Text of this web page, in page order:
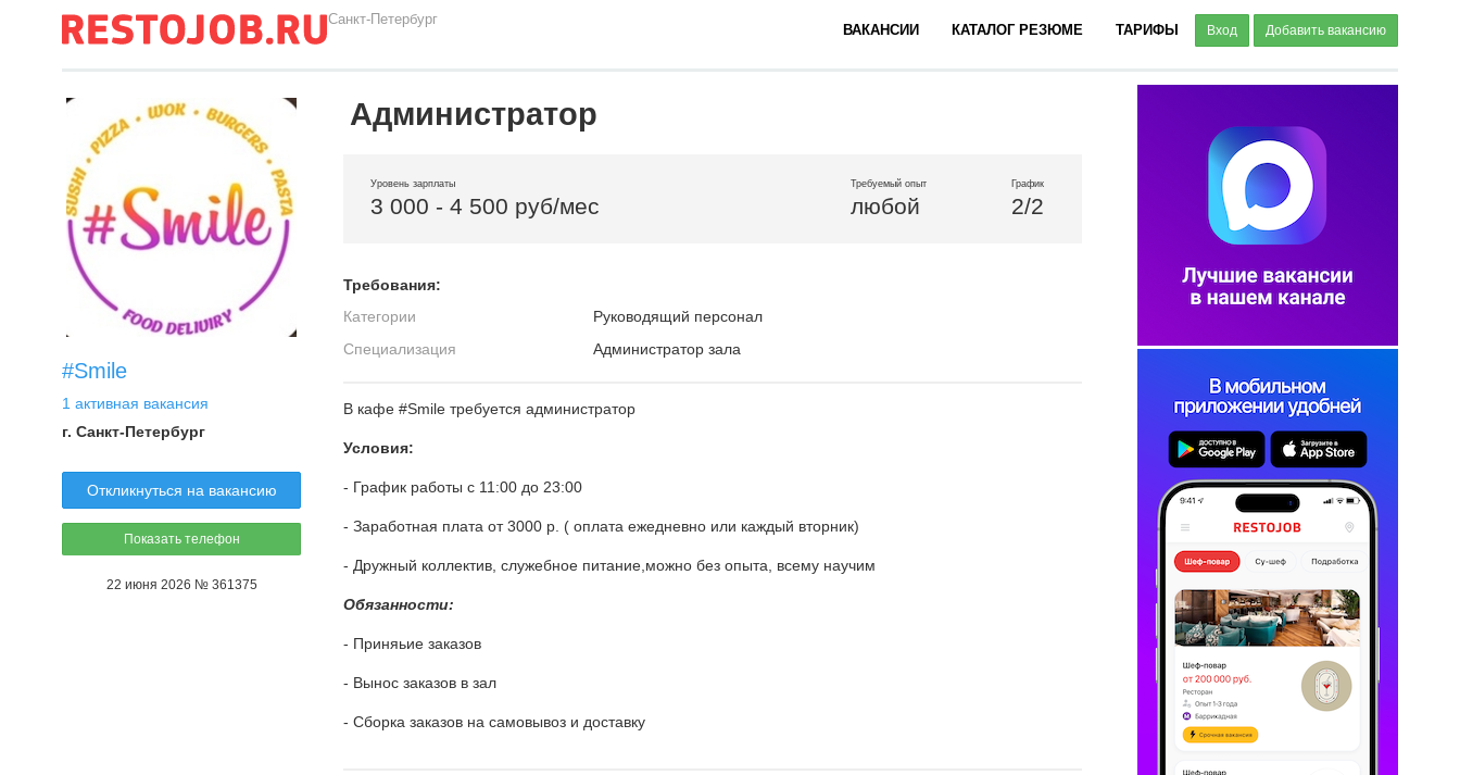
Санкт-Петербург
ВАКАНСИИ КАТАЛОГ РЕЗЮМЕ ТАРИФЫ Вход Добавить вакансию
#Smile
1 активная вакансия
г. Санкт-Петербург
Откликнуться на вакансию
Показать телефон
22 июня 2026 № 361375
Администратор
Уровень зарплаты
3 000 - 4 500 руб/мес
Требуемый опыт
любой
График
2/2
Требования:
Категории
Руководящий персонал
Специализация
Администратор зала
В кафе #Smile требуется администратор
Условия:
- График работы с 11:00 до 23:00
- Заработная плата от 3000 р. ( оплата ежедневно или каждый вторник)
- Дружный коллектив, служебное питание,можно без опыта, всему научим
Обязанности:
- Приняьие заказов
- Вынос заказов в зал
- Сборка заказов на самовывоз и доставку